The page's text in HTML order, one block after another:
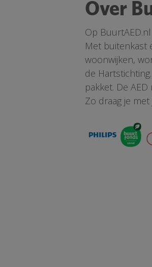
Over
Op
Met buitenkast
woonwijken,
de
pakket. De
Zo draag je